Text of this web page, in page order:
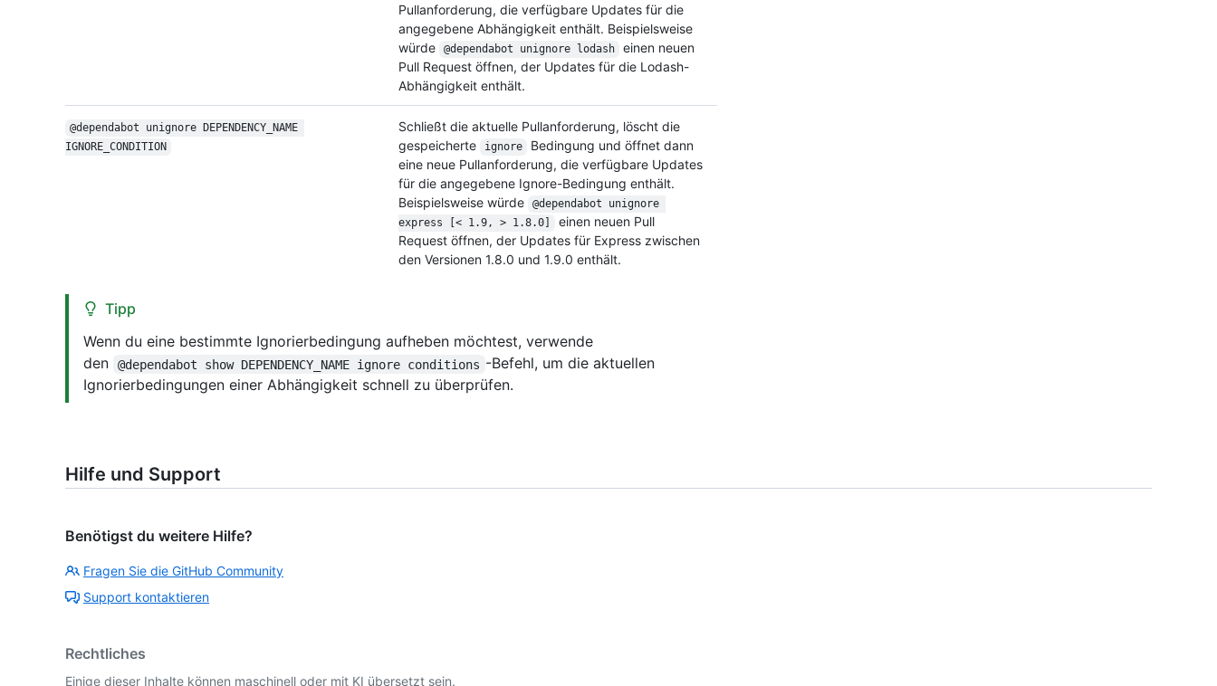
Pullanforderung, die verfügbare Updates für die
angegebene Abhängigkeit enthält. Beispielsweise
würde
@dependabot unignore lodash
einen neuen
Pull Request öffnen, der Updates für die Lodash-
Abhängigkeit enthält.
@dependabot unignore DEPENDENCY_NAME
IGNORE_CONDITION
Schließt die aktuelle Pullanforderung, löscht die
gespeicherte
ignore
Bedingung und öffnet dann
eine neue Pullanforderung, die verfügbare Updates
für die angegebene Ignore-Bedingung enthält.
Beispielsweise würde
@dependabot unignore
express [< 1.9, > 1.8.0]
einen neuen Pull
Request öffnen, der Updates für Express zwischen
den Versionen 1.8.0 und 1.9.0 enthält.
Tipp
Wenn du eine bestimmte Ignorierbedingung aufheben möchtest, verwende
den
@dependabot show DEPENDENCY_NAME ignore conditions -Befehl, um die aktuellen
Ignorierbedingungen einer Abhängigkeit schnell zu überprüfen.
Hilfe und Support
Benötigst du weitere Hilfe?
Fragen Sie die GitHub Community
Support kontaktieren
Rechtliches
Einige dieser Inhalte können maschinell oder mit KI übersetzt sein.